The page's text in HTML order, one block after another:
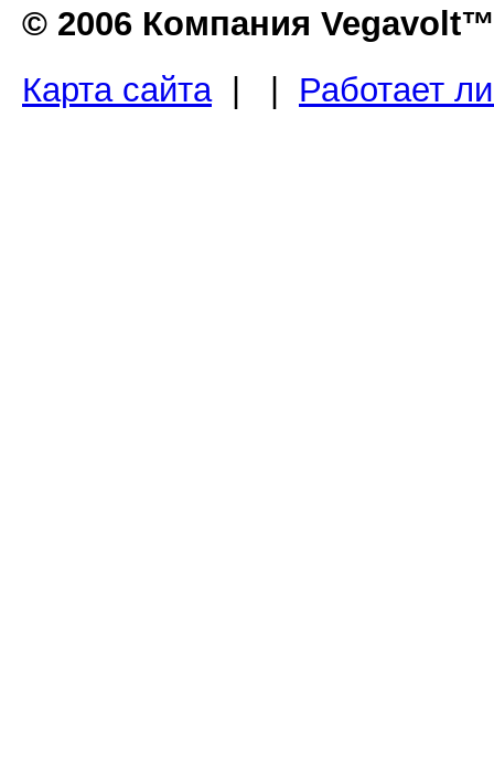
© 2006 Компания Vegavolt™
Карта сайта| | Работает